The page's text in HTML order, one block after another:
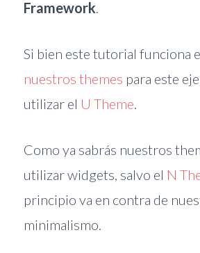
Framework.
Si bien este tutorial funciona
nuestros themes para este
utilizar el U Theme.
Como ya sabrás nuestros
utilizar widgets, salvo el N
principio va en contra de
minimalismo.